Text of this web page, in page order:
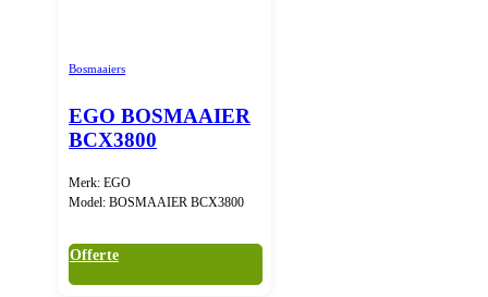
Bosmaaiers
EGO BOSMAAIER
BCX3800
Merk: EGO
Model: BOSMAAIER BCX3800
Offerte